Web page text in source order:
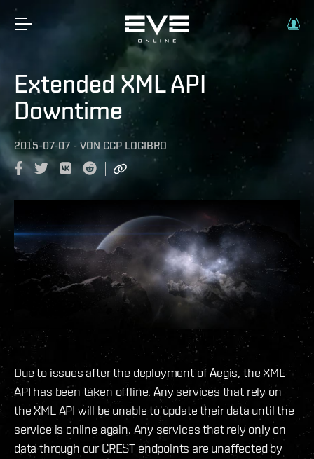
Extended XML API
Downtime
2015-07-07 - VON CCP LOGIBRO
Due to issues after the deployment of Aegis, the XML
API has been taken offline. Any services that rely on
the XML API will be unable to update their data until the
service is online again. Any services that rely only on
data through our CREST endpoints are unaffected by